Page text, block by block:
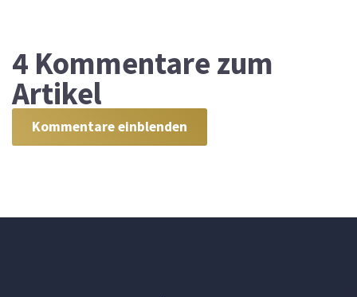
4 Kommentare zum
Artikel
Kommentare einblenden